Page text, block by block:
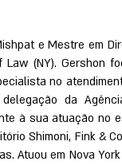
e Mestre em
(NY). Gershon
no
da
à sua atuação no
Shimoni, Fink &
Atuou em Nova